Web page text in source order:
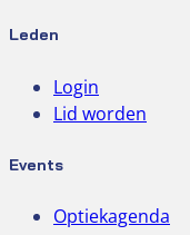
Leden
Login
Lid worden
Events
Optiekagenda